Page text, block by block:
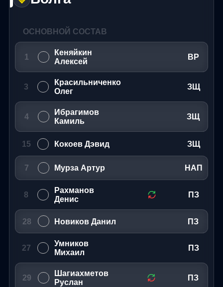
ОСНОВНОЙ СОСТАВ
1
Кеняйкин
Алексей
ВР
3
Красильниченко
Олег
ЗЩ
4
Ибрагимов
Камиль
ЗЩ
15 Кокоев Дэвид ЗЩ
7 Мурза Артур НАП
8
Рахманов
Денис
ПЗ
28 Новиков Данил ПЗ
27
Умников
Михаил
ПЗ
29
Шагиахметов
Руслан
ПЗ